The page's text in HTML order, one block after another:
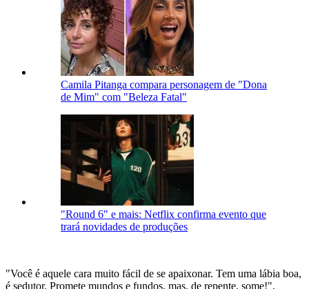
Camila Pitanga compara personagem de "Dona
de Mim" com "Beleza Fatal"
"Round 6" e mais: Netflix confirma evento que
trará novidades de produções
"Você é aquele cara muito fácil de se apaixonar. Tem uma lábia boa,
é sedutor. Promete mundos e fundos, mas, de repente, some!",